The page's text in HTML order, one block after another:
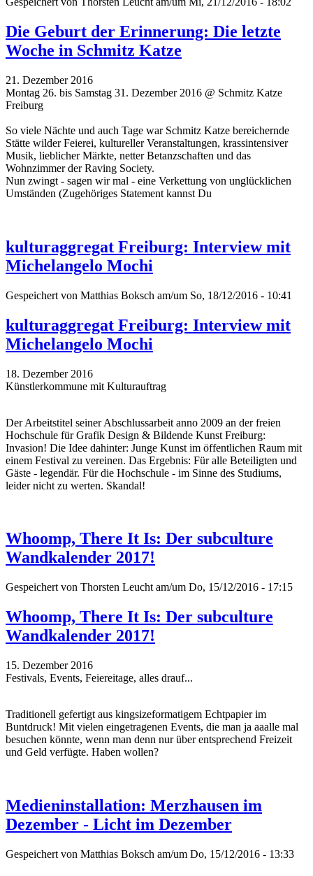
Die Geburt der Erinnerung: Die letzte
Woche in Schmitz Katze
21. Dezember 2016
Montag 26. bis Samstag 31. Dezember 2016 @ Schmitz Katze
Freiburg
So viele Nächte und auch Tage war Schmitz Katze bereichernde
Stätte wilder Feierei, kultureller Veranstaltungen, krassintensiver
Musik, lieblicher Märkte, netter Betanzschaften und das
Wohnzimmer der Raving Society.
Nun zwingt - sagen wir mal - eine Verkettung von unglücklichen
Umständen (Zugehöriges Statement kannst Du
kulturaggregat Freiburg: Interview mit
Michelangelo Mochi
Gespeichert von Matthias Boksch am/um So, 18/12/2016 - 10:41
kulturaggregat Freiburg: Interview mit
Michelangelo Mochi
18. Dezember 2016
Künstlerkommune mit Kulturauftrag
Der Arbeitstitel seiner Abschlussarbeit anno 2009 an der freien
Hochschule für Grafik Design & Bildende Kunst Freiburg:
Invasion! Die Idee dahinter: Junge Kunst im öffentlichen Raum mit
einem Festival zu vereinen. Das Ergebnis: Für alle Beteiligten und
Gäste - legendär. Für die Hochschule - im Sinne des Studiums,
leider nicht zu werten. Skandal!
Whoomp, There It Is: Der subculture
Wandkalender 2017!
Gespeichert von Thorsten Leucht am/um Do, 15/12/2016 - 17:15
Whoomp, There It Is: Der subculture
Wandkalender 2017!
15. Dezember 2016
Festivals, Events, Feiereitage, alles drauf...
Traditionell gefertigt aus kingsizeformatigem Echtpapier im
Buntdruck! Mit vielen eingetragenen Events, die man ja aaalle mal
besuchen könnte, wenn man denn nur über entsprechend Freizeit
und Geld verfügte. Haben wollen?
Medieninstallation: Merzhausen im
Dezember - Licht im Dezember
Gespeichert von Matthias Boksch am/um Do, 15/12/2016 - 13:33